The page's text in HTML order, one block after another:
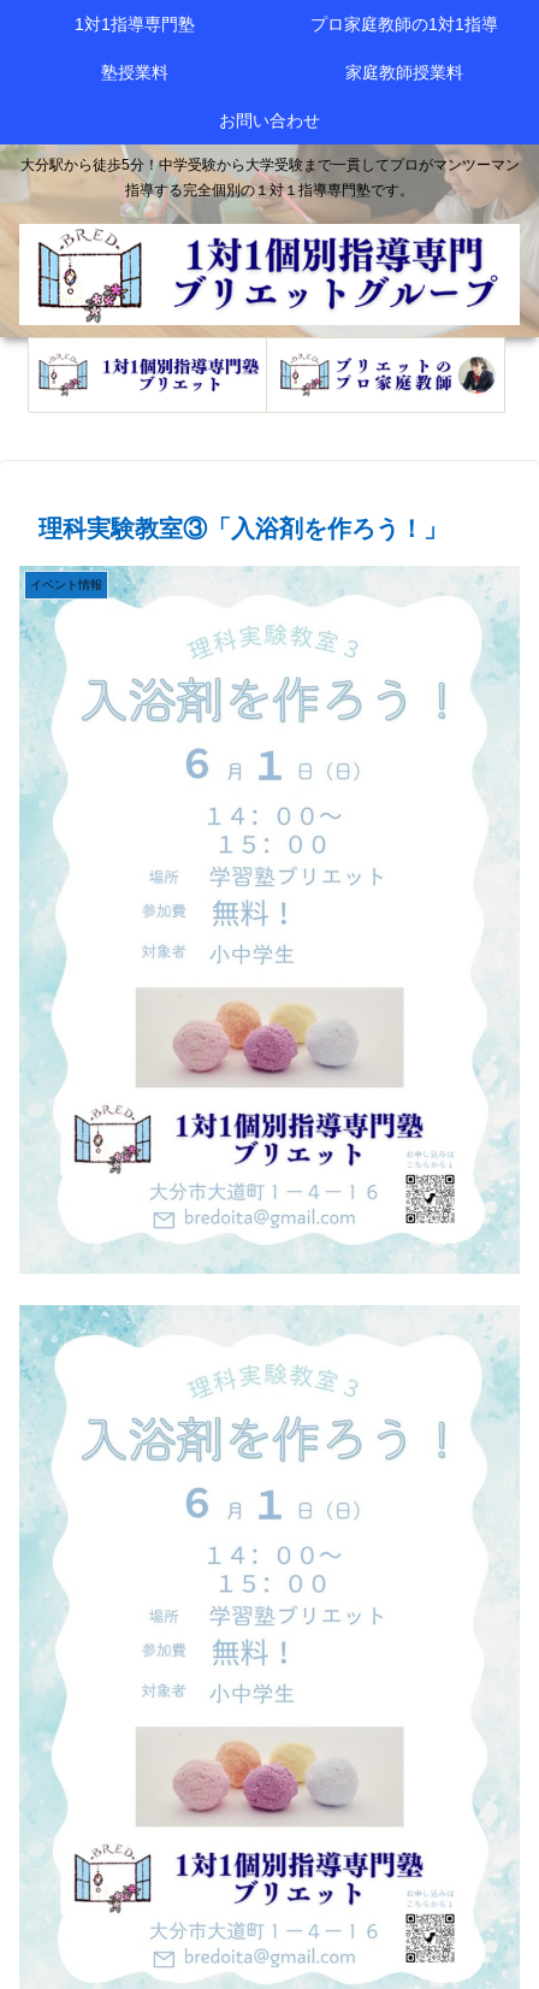
大分駅から徒歩5分！中学受験から大学受験まで一貫してプロがマンツーマン
指導する完全個別の１対１指導専門塾です。
1対1指導専門塾 プロ家庭教師の1対1指導
塾授業料 家庭教師授業料
お問い合わせ
理科実験教室③「入浴剤を作ろう！」
イベント情報